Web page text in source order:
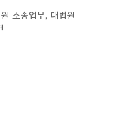
소송업무, 대법원